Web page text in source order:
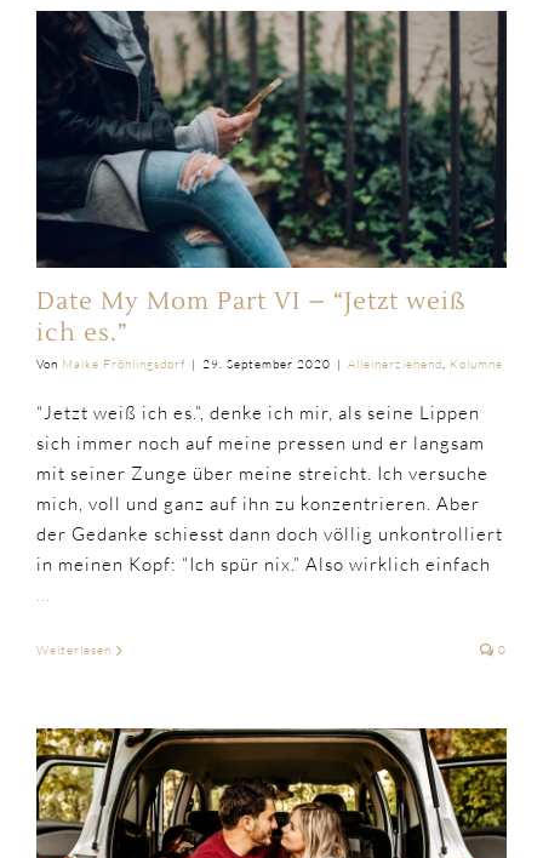
Date My Mom Part VI – “Jetzt weiß
ich es.”
Von Maike Fröhlingsdorf | 29. September 2020 | Alleinerziehend, Kolumne
“Jetzt weiß ich es.”, denke ich mir, als seine Lippen
sich immer noch auf meine pressen und er langsam
mit seiner Zunge über meine streicht. Ich versuche
mich, voll und ganz auf ihn zu konzentrieren. Aber
der Gedanke schiesst dann doch völlig unkontrolliert
in meinen Kopf: “Ich spür nix.” Also wirklich einfach
...
Weiterlesen 0